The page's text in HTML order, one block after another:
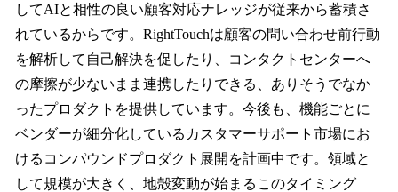
してAIと相性の良い顧客対応ナレッジが従来から蓄積さ
れているからです。RightTouchは顧客の問い合わせ前行動
を解析して自己解決を促したり、コンタクトセンターへ
の摩擦が少ないまま連携したりできる、ありそうでなか
ったプロダクトを提供しています。今後も、機能ごとに
ベンダーが細分化しているカスタマーサポート市場にお
けるコンパウンドプロダクト展開を計画中です。領域と
して規模が大きく、地殻変動が始まるこのタイミング